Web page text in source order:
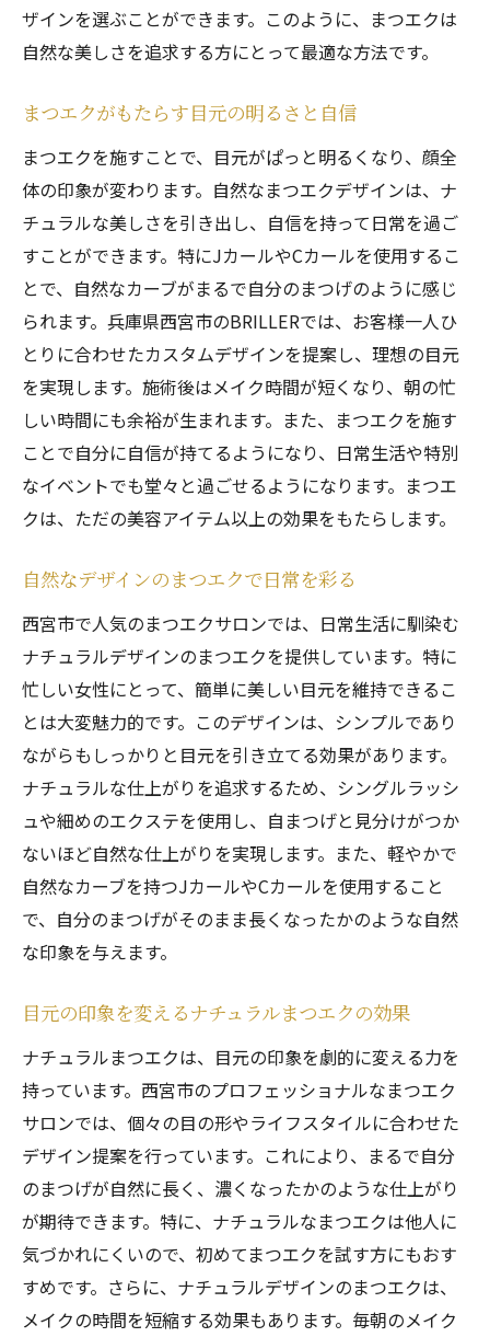
忙しい女性に最適なナチュラルまつエクのメリ
ット
手間がかからないまつエクの利点
忙しい生活にフィットするデザイン
まつエクでメイク時間を短縮する方法
ナチュラルな仕上がりが忙しい女性に最適
な理由
忙しい女性に嬉しいまつエクの特徴
特別なイベントにも対応可能なまつエクデザイ
ン
イベントに映えるまつエクデザイン
特別な日にぴったりのまつエクスタイル
イベント向けの華やかなまつエク提案
特別な日を彩るまつエクデザイン
西宮市のライフスタイルに合わせたまつエク提
案
西宮市の生活にフィットするまつエクデザ
地域のライフスタイルに合ったまつエク選
び
西宮市の女性に最適なまつエクデザイン提
案
地域に根ざしたまつエクの特徴
西宮市での生活を豊かにするまつエク
ナチュラルまつエクで毎日のメイク時間を短縮
毎朝のメイクを楽にするまつエク
ナチュラルまつエクでメイク時間を節約
手軽に美しくなるためのまつエクデザイン
時短メイクのためのまつエク活用法
ナチュラルまつエクがもたらす時間の余裕
お手軽に美しくなれるナチュラルまつエク
の魅力
西宮市のまつエクサロンで自然な美しさを手に
ザインを選ぶことができます。このように、まつエクは
自然な美しさを追求する方にとって最適な方法です。
まつエクがもたらす目元の明るさと自信
まつエクを施すことで、目元がぱっと明るくなり、顔全
体の印象が変わります。自然なまつエクデザインは、ナ
チュラルな美しさを引き出し、自信を持って日常を過ご
すことができます。特にJカールやCカールを使用するこ
とで、自然なカーブがまるで自分のまつげのように感じ
られます。兵庫県西宮市のBRILLERでは、お客様一人ひ
とりに合わせたカスタムデザインを提案し、理想の目元
を実現します。施術後はメイク時間が短くなり、朝の忙
しい時間にも余裕が生まれます。また、まつエクを施す
ことで自分に自信が持てるようになり、日常生活や特別
なイベントでも堂々と過ごせるようになります。まつエ
クは、ただの美容アイテム以上の効果をもたらします。
自然なデザインのまつエクで日常を彩る
西宮市で人気のまつエクサロンでは、日常生活に馴染む
ナチュラルデザインのまつエクを提供しています。特に
忙しい女性にとって、簡単に美しい目元を維持できるこ
とは大変魅力的です。このデザインは、シンプルであり
ながらもしっかりと目元を引き立てる効果があります。
ナチュラルな仕上がりを追求するため、シングルラッシ
ュや細めのエクステを使用し、自まつげと見分けがつか
ないほど自然な仕上がりを実現します。また、軽やかで
自然なカーブを持つJカールやCカールを使用すること
で、自分のまつげがそのまま長くなったかのような自然
な印象を与えます。
目元の印象を変えるナチュラルまつエクの効果
ナチュラルまつエクは、目元の印象を劇的に変える力を
持っています。西宮市のプロフェッショナルなまつエク
サロンでは、個々の目の形やライフスタイルに合わせた
デザイン提案を行っています。これにより、まるで自分
のまつげが自然に長く、濃くなったかのような仕上がり
が期待できます。特に、ナチュラルなまつエクは他人に
気づかれにくいので、初めてまつエクを試す方にもおす
すめです。さらに、ナチュラルデザインのまつエクは、
メイクの時間を短縮する効果もあります。毎朝のメイク